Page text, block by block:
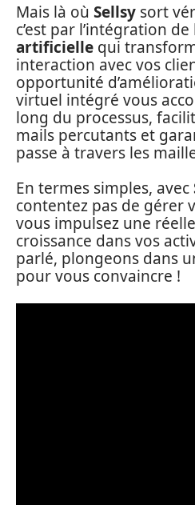
Mais là où Sellsy sort
c’est par l’intégration de
artificielle qui
interaction avec vos
opportunité
virtuel intégré vous
long du processus,
mails percutants et
passe à travers les
En termes simples, avec
contentez pas de gérer
vous impulsez une
croissance dans vos
parlé, plongeons dans
pour vous convaincre !